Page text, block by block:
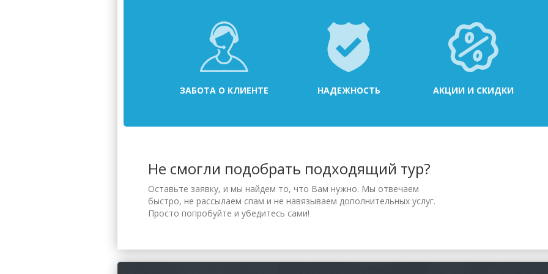
ЗАБОТА О КЛИЕНТЕ НАДЕЖНОСТЬ АКЦИИ И СКИДКИ
Не смогли подобрать подходящий тур?
Оставьте заявку, и мы найдем то, что Вам нужно. Мы отвечаем
быстро, не рассылаем спам и не навязываем дополнительных услуг.
Просто попробуйте и убедитесь сами!